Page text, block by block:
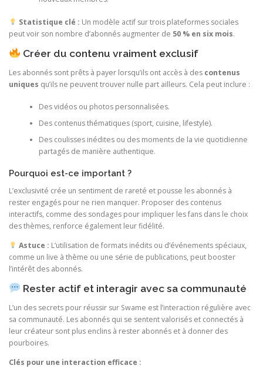
Statistique clé : Un modèle actif sur trois plateformes sociales
peut voir son nombre d’abonnés augmenter de 50 % en six mois.
Créer du contenu vraiment exclusif
Les abonnés sont prêts à payer lorsqu’ils ont accès à des contenus
uniques qu’ils ne peuvent trouver nulle part ailleurs. Cela peut inclure :
Des vidéos ou photos personnalisées.
Des contenus thématiques (sport, cuisine, lifestyle).
Des coulisses inédites ou des moments de la vie quotidienne
partagés de manière authentique.
Pourquoi est-ce important ?
L’exclusivité crée un sentiment de rareté et pousse les abonnés à
rester engagés pour ne rien manquer. Proposer des contenus
interactifs, comme des sondages pour impliquer les fans dans le choix
des thèmes, renforce également leur fidélité.
Astuce : L’utilisation de formats inédits ou d’événements spéciaux,
comme un live à thème ou une série de publications, peut booster
l’intérêt des abonnés.
Rester actif et interagir avec sa communauté
L’un des secrets pour réussir sur Swame est l’interaction régulière avec
sa communauté. Les abonnés qui se sentent valorisés et connectés à
leur créateur sont plus enclins à rester abonnés et à donner des
pourboires.
Clés pour une interaction efficace :